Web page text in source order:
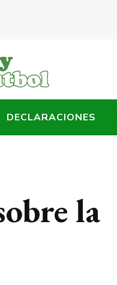
DECLARACIONES
la